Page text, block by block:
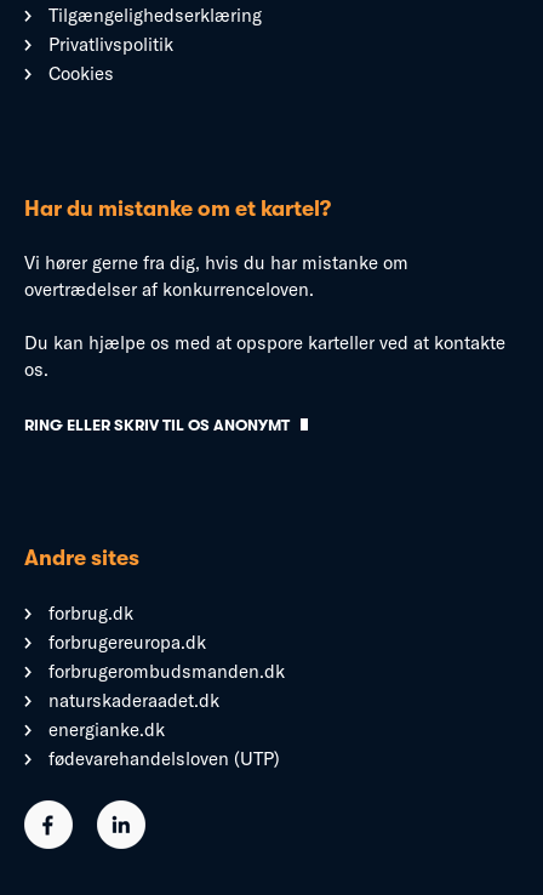
Tilgængelighedserklæring
Privatlivspolitik
Cookies
Har du mistanke om et kartel?
Vi hører gerne fra dig, hvis du har mistanke om
overtrædelser af konkurrenceloven.
Du kan hjælpe os med at opspore karteller ved at kontakte
os.
RING ELLER SKRIV TIL OS ANONYMT
Andre sites
forbrug.dk
forbrugereuropa.dk
forbrugerombudsmanden.dk
naturskaderaadet.dk
energianke.dk
fødevarehandelsloven (UTP)